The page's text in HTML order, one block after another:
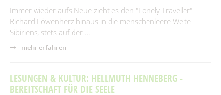
Immer wieder aufs Neue zieht es den "Lonely Traveller"
Richard Löwenherz hinaus in die menschenleere Weite
Sibiriens, stets auf der …
mehr erfahren
LESUNGEN & KULTUR: HELLMUTH HENNEBERG -
BEREITSCHAFT FÜR DIE SEELE